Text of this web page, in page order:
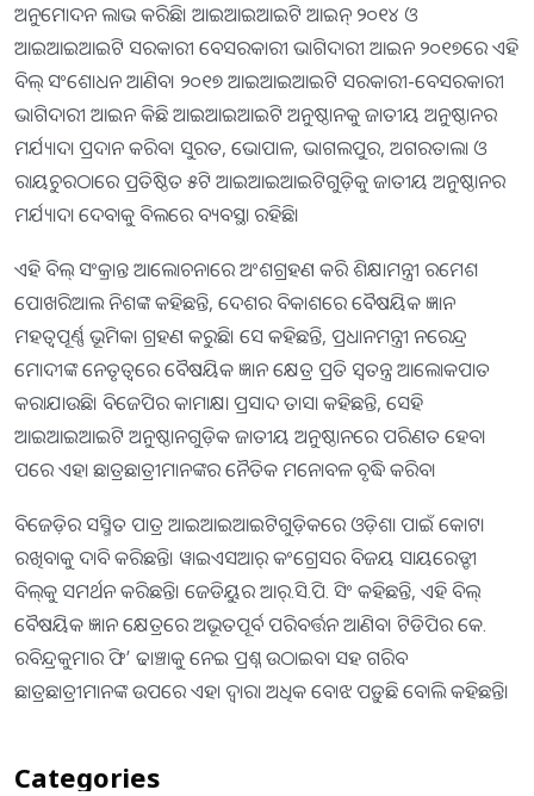
ଅନୁମୋଦନ ଲାଭ କରିଛି। ଆଇଆଇଆଇଟି ଆଇନ୍‍ ୨୦୧୪ ଓ
ଆଇଆଇଆଇଟି ସରକାରୀ ବେସରକାରୀ ଭାଗିଦାରୀ ଆଇନ ୨୦୧୭ରେ ଏହି
ବିଲ୍‍ ସଂଶୋଧନ ଆଣିବ। ୨୦୧୭ ଆଇଆଇଆଇଟି ସରକାରୀ-ବେସରକାରୀ
ଭାଗିଦାରୀ ଆଇନ କିଛି ଆଇଆଇଆଇଟି ଅନୁଷ୍ଠାନକୁ ଜାତୀୟ ଅନୁଷ୍ଠାନର
ମର୍ଯ୍ୟାଦା ପ୍ରଦାନ କରିବ। ସୁରତ, ଭୋପାଳ, ଭାଗଲପୁର, ଅଗରତାଲା ଓ
ରାୟଚୁରଠାରେ ପ୍ରତିଷ୍ଠିତ ୫ଟି ଆଇଆଇଆଇଟିଗୁଡ଼ିକୁ ଜାତୀୟ ଅନୁଷ୍ଠାନର
ମର୍ଯ୍ୟାଦା ଦେବାକୁ ବିଲରେ ବ୍ୟବସ୍ଥା ରହିଛି।
ଏହି ବିଲ୍‍ ସଂକ୍ରାନ୍ତ ଆଲୋଚନାରେ ଅଂଶଗ୍ରହଣ କରି ଶିକ୍ଷାମନ୍ତ୍ରୀ ରମେଶ
ପୋଖରିଆଲ ନିଶଙ୍କ କହିଛନ୍ତି, ଦେଶର ବିକାଶରେ ବୈଷୟିକ ଜ୍ଞାନ
ମହତ୍ୱପୂର୍ଣ୍ଣ ଭୂମିକା ଗ୍ରହଣ କରୁଛି। ସେ କହିଛନ୍ତି, ପ୍ରଧାନମନ୍ତ୍ରୀ ନରେନ୍ଦ୍ର
ମୋଦୀଙ୍କ ନେତୃତ୍ୱରେ ବୈଷୟିକ ଜ୍ଞାନ କ୍ଷେତ୍ର ପ୍ରତି ସ୍ୱତନ୍ତ୍ର ଆଲୋକପାତ
କରାଯାଉଛି। ବିଜେପିର କାମାକ୍ଷା ପ୍ରସାଦ ତାସା କହିଛନ୍ତି, ସେହି
ଆଇଆଇଆଇଟି ଅନୁଷ୍ଠାନଗୁଡ଼ିକ ଜାତୀୟ ଅନୁଷ୍ଠାନରେ ପରିଣତ ହେବା
ପରେ ଏହା ଛାତ୍ରଛାତ୍ରୀମାନଙ୍କର ନୈତିକ ମନୋବଳ ବୃଦ୍ଧି କରିବ।
ବିଜେଡ଼ିର ସସ୍ମିତ ପାତ୍ର ଆଇଆଇଆଇଟିଗୁଡ଼ିକରେ ଓଡ଼ିଶା ପାଇଁ କୋଟା
ରଖିବାକୁ ଦାବି କରିଛନ୍ତି। ୱାଇଏସଆର୍‍ କଂଗ୍ରେସର ବିଜୟ ସାୟରେଡ୍ଡୀ
ବିଲ୍‍କୁ ସମର୍ଥନ କରିଛନ୍ତି। ଜେଡିୟୁର ଆର୍‍.ସି.ପି. ସିଂ କହିଛନ୍ତି, ଏହି ବିଲ୍‍
ବୈଷୟିକ ଜ୍ଞାନ କ୍ଷେତ୍ରରେ ଅଭୂତପୂର୍ବ ପରିବର୍ତ୍ତନ ଆଣିବ। ଟିଡିପିର କେ.
ରବିନ୍ଦ୍ରକୁମାର ଫି’ ଢାଞ୍ଚାକୁ ନେଇ ପ୍ରଶ୍ନ ଉଠାଇବା ସହ ଗରିବ
ଛାତ୍ରଛାତ୍ରୀମାନଙ୍କ ଉପରେ ଏହା ଦ୍ୱାରା ଅଧିକ ବୋଝ ପଡ଼ୁଛି ବୋଲି କହିଛନ୍ତି।
Categories